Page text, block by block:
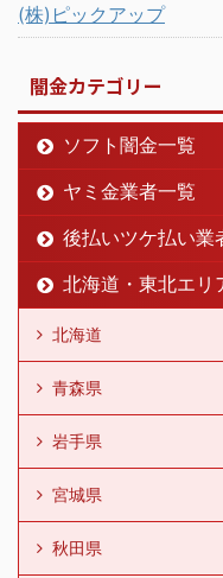
(株)ピックアップ
闇金カテゴリー
ソフト闇金一覧
ヤミ金業者一覧
後払いツケ払い業
北海道・東北エリ
北海道
青森県
岩手県
宮城県
秋田県